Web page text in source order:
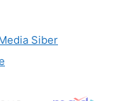
Siber